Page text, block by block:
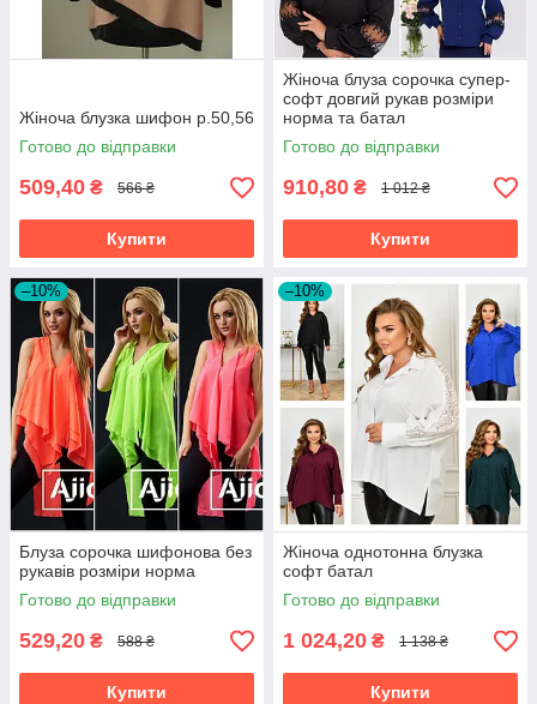
Жіноча блузка шифон р.50,56
Готово до відправки
509,40 ₴ 566 ₴
Купити
Жіноча блуза сорочка супер-
софт довгий рукав розміри
норма та батал
Готово до відправки
910,80 ₴ 1 012 ₴
Купити
–10%
Блуза сорочка шифонова без
рукавів розміри норма
Готово до відправки
529,20 ₴ 588 ₴
Купити
–10%
Жіноча однотонна блузка
софт батал
Готово до відправки
1 024,20 ₴ 1 138 ₴
Купити